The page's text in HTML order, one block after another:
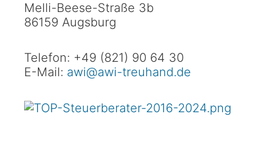
Melli-Beese-Straße 3b
86159 Augsburg
Telefon: +49 (821) 90 64 30
E-Mail: awi@awi-treuhand.de